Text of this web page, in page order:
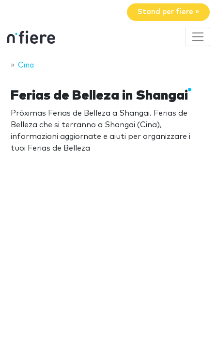
Stand per fiere »
Cina
Ferias de Belleza in Shangai
Próximas Ferias de Belleza a Shangai. Ferias de
Belleza che si terranno a Shangai (Cina),
informazioni aggiornate e aiuti per organizzare i
tuoi Ferias de Belleza